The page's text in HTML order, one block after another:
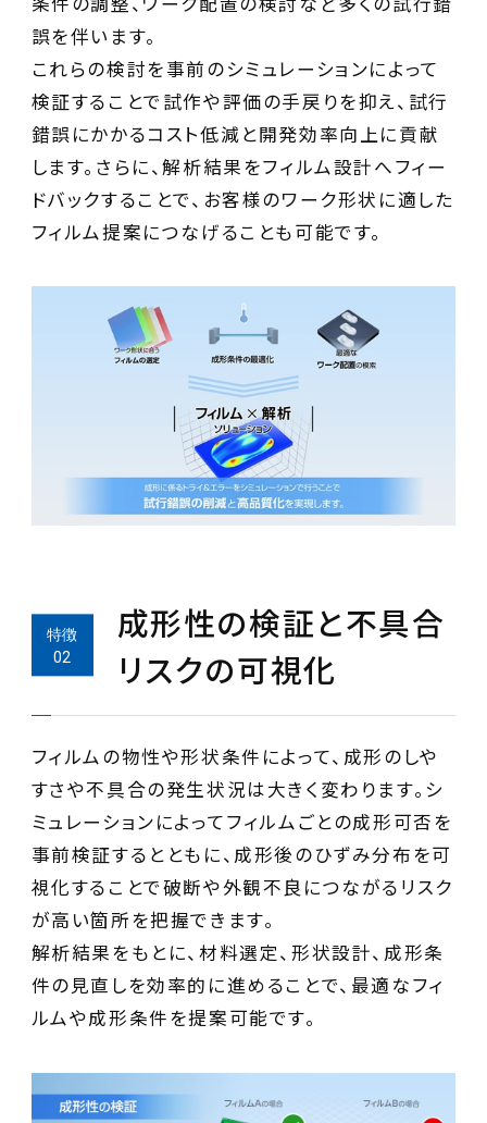
誤を伴います。
これらの検討を事前のシミュレーションによって
検証することで試作や評価の手戻りを抑え、試行
錯誤にかかるコスト低減と開発効率向上に貢献
します。さらに、解析結果をフィルム設計へフィー
ドバックすることで、お客様のワーク形状に適した
フィルム提案につなげることも可能です。
成形性の検証と不具合
リスクの可視化
フィルムの物性や形状条件によって、成形のしや
すさや不具合の発生状況は大きく変わります。シ
ミュレーションによってフィルムごとの成形可否を
事前検証するとともに、成形後のひずみ分布を可
視化することで破断や外観不良につながるリスク
が高い箇所を把握できます。
解析結果をもとに、材料選定、形状設計、成形条
件の見直しを効率的に進めることで、最適なフィ
ルムや成形条件を提案可能です。